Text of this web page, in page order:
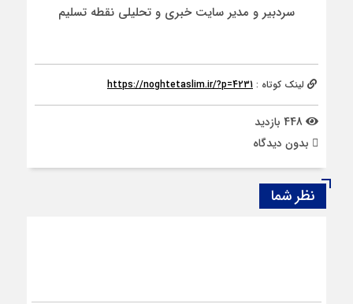
سردبیر و مدیر سایت خبری و تحلیلی نقطه تسلیم
لینک کوتاه : https://noghtetaslim.ir/?p=4231
بدون دیدگاه
نظر شما